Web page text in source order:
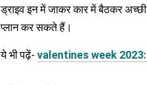
ड्राइव इन में जाकर कार में बैठकर अच्छी
प्लान कर सकते हैं।
ये भी पढ़ें- valentines week 2023: